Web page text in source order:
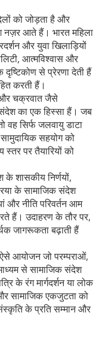
को जोड़ता है और
आते हैं। भारत महिला
और युवा खिलाड़ियों
आत्मविश्वास और
दृष्टिकोण से प्रेरणा देती हैं
करती हैं।
चक्रवात जैसे
का एक हिस्सा हैं। जब
वह सिर्फ जलवायु डाटा
सहयोग को
पर तैयारियों को
के शासकीय निर्णयों,
के सामाजिक संदेश
और नीति परिवर्तन आम
हैं। उदाहरण के तौर पर,
जागरूकता बढ़ाती हैं
ऐसे आयोजन जो परम्पराओं,
से सामाजिक संदेश
के रंग मार्गदर्शन या लोक
सामाजिक एकजुटता को
के प्रति सम्मान और